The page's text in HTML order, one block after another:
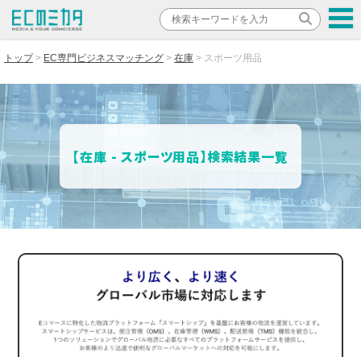
トップ EC専門ビジネスマッチング 在庫 スポーツ用品
【在庫 - スポーツ用品】検索結果一覧